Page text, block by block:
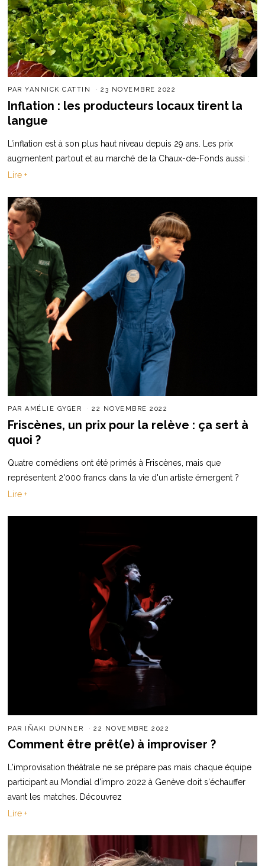
PARYANNICK CATTIN 23 NOVEMBRE 2022
Inflation : les producteurs locaux tirent la
langue
L’inflation est à son plus haut niveau depuis 29 ans. Les prix
augmentent partout et au marché de la Chaux-de-Fonds aussi :
Lire +
PARAMÉLIE GYGER 22 NOVEMBRE 2022
Friscènes, un prix pour la relève : ça sert à
quoi ?
Quatre comédiens ont été primés à Friscènes, mais que
représentent 2'000 francs dans la vie d'un artiste émergent ?
Lire +
PAR IÑAKI DÜNNER 22 NOVEMBRE 2022
Comment être prêt(e) à improviser ?
L'improvisation théâtrale ne se prépare pas mais chaque équipe
participant au Mondial d'impro 2022 à Genève doit s'échauffer
avant les matches. Découvrez
Lire +